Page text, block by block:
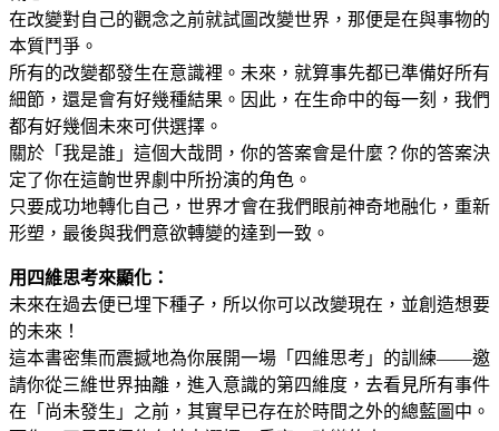
在改變對自己的觀念之前就試圖改變世界，那便是在與事物的
本質鬥爭。
所有的改變都發生在意識裡。未來，就算事先都已準備好所有
細節，還是會有好幾種結果。因此，在生命中的每一刻，我們
都有好幾個未來可供選擇。
關於「我是誰」這個大哉問，你的答案會是什麼？你的答案決
定了你在這齣世界劇中所扮演的角色。
只要成功地轉化自己，世界才會在我們眼前神奇地融化，重新
形塑，最後與我們意欲轉變的達到一致。
用四維思考來顯化：
未來在過去便已埋下種子，所以你可以改變現在，並創造想要
的未來！
這本書密集而震撼地為你展開一場「四維思考」的訓練——邀
請你從三維世界抽離，進入意識的第四維度，去看見所有事件
在「尚未發生」之前，其實早已存在於時間之外的總藍圖中。